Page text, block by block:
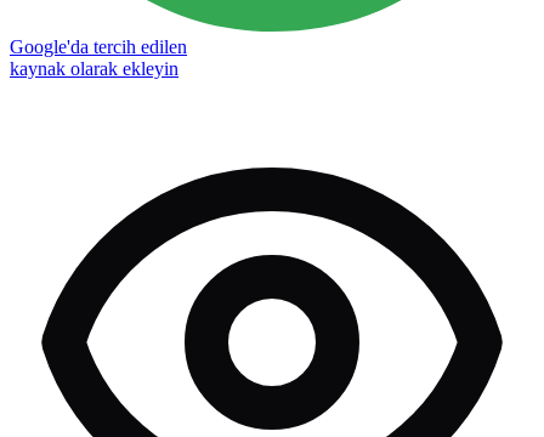
Google'da tercih edilen
kaynak olarak ekleyin